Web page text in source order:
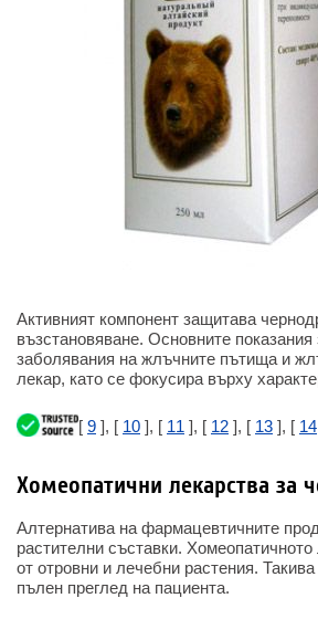
Активният компонент защитава
възстановяване. Основните
заболявания на жлъчните пътища и
лекар, като се фокусира върху
[ 9 ], [ 10 ], [ 11 ], [ 12 ], [ 13 ], [ 14
Хомеопатични лекарства за
Алтернатива на фармацевтичните
растителни съставки.
от отровни и лечебни растения.
пълен преглед на пациента.